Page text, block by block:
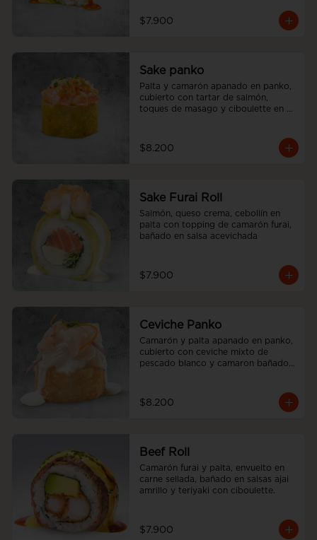
$7.900
Sake panko
Palta y camarón apanado en panko,
cubierto con tartar de salmón,
toques de masago y ciboulette en
$8.200
Sake Furai Roll
Salmón, queso crema, cebollín en
palta con topping de camarón furai,
bañado en salsa acevichada
$7.900
Ceviche Panko
Camarón y palta apanado en panko,
cubierto con ceviche mixto de
pescado blanco y camaron bañado
$8.200
Beef Roll
Camarón furai y palta, envuelto en
carne sellada, bañado en salsas ajai
amrillo y teriyaki con ciboulette.
$7.900